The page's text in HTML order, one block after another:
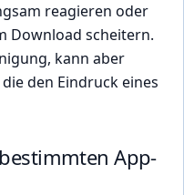
reagieren oder
Download scheitern.
kann aber
den Eindruck eines
App-